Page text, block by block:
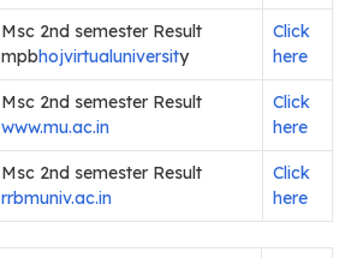
Msc 2nd semester Result
mpbhojvirtualuniversity
Click
here
Msc 2nd semester Result
www.mu.ac.in
Click
here
Msc 2nd semester Result
rrbmuniv.ac.in
Click
here